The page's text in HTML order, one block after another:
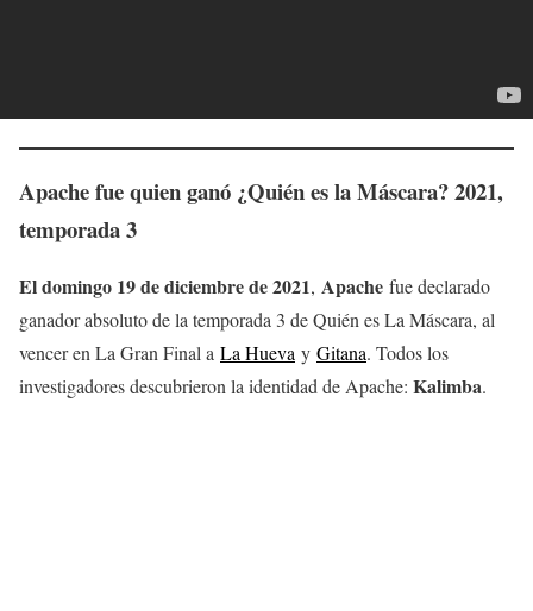
Apache fue quien ganó ¿Quién es la Máscara? 2021,
temporada 3
El domingo 19 de diciembre de 2021, Apache fue declarado
ganador absoluto de la temporada 3 de Quién es La Máscara, al
vencer en La Gran Final a La Hueva y Gitana. Todos los
investigadores descubrieron la identidad de Apache: Kalimba.